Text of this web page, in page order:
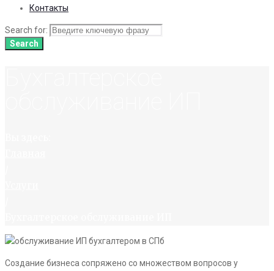
Контакты
Search for:
Search
Создание бизнеса сопряжено со множеством вопросов у